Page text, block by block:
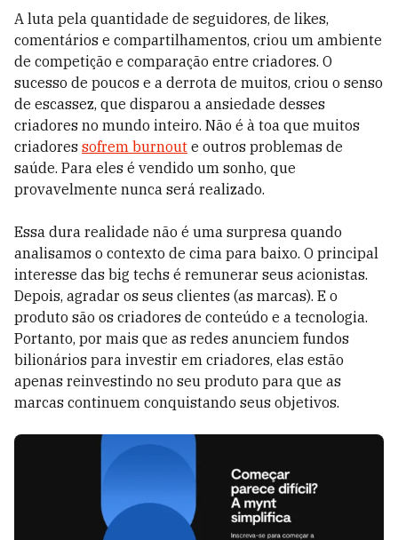
A luta pela quantidade de seguidores, de likes,
comentários e compartilhamentos, criou um ambiente
de competição e comparação entre criadores. O
sucesso de poucos e a derrota de muitos, criou o senso
de escassez, que disparou a ansiedade desses
criadores no mundo inteiro. Não é à toa que muitos
criadores sofrem burnout e outros problemas de
saúde. Para eles é vendido um sonho, que
provavelmente nunca será realizado.
Essa dura realidade não é uma surpresa quando
analisamos o contexto de cima para baixo. O principal
interesse das big techs é remunerar seus acionistas.
Depois, agradar os seus clientes (as marcas). E o
produto são os criadores de conteúdo e a tecnologia.
Portanto, por mais que as redes anunciem fundos
bilionários para investir em criadores, elas estão
apenas reinvestindo no seu produto para que as
marcas continuem conquistando seus objetivos.